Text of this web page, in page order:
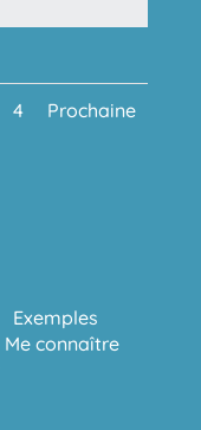
4 Prochaine
Exemples
Me connaître